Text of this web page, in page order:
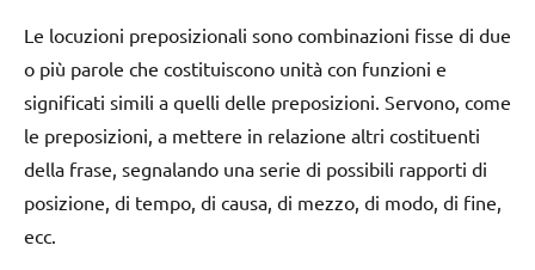
Le locuzioni preposizionali sono combinazioni fisse di due
o più parole che costituiscono unità con funzioni e
significati simili a quelli delle preposizioni. Servono, come
le preposizioni, a mettere in relazione altri costituenti
della frase, segnalando una serie di possibili rapporti di
posizione, di tempo, di causa, di mezzo, di modo, di fine,
ecc.